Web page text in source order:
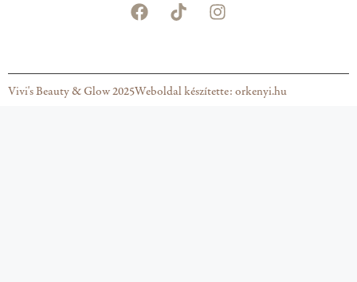
Vivi's Beauty & Glow 2025Weboldal készítette: orkenyi.hu